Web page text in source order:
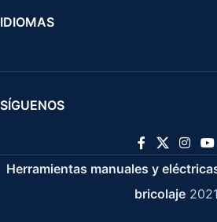
IDIOMAS
SÍGUENOS
Herramientas manuales y
bricolaje 2021